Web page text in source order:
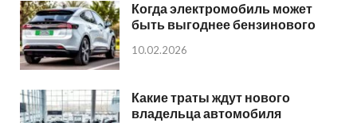
Когда электромобиль может
быть выгоднее бензинового
10.02.2026
Какие траты ждут нового
владельца автомобиля